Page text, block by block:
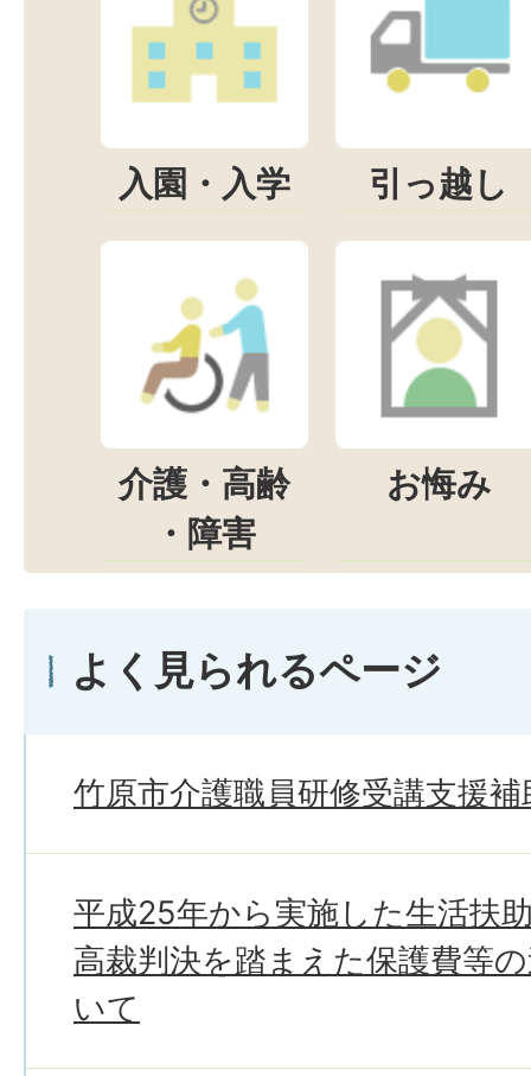
入園・入学 引っ越し
介護・高齢
・障害
お悔み
よく見られるページ
竹原市介護職員研修受講支援
平成25年から実施した生活扶
高裁判決を踏まえた保護費等
いて